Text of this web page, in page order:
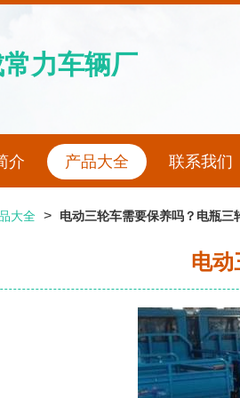
力车辆厂
介 产品大全 联系我们
大全 > 电动三轮车需要保养吗？电瓶三
电动